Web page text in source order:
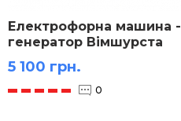
Електрофорна машина -
генератор Вімшурста
5 100 грн.
0